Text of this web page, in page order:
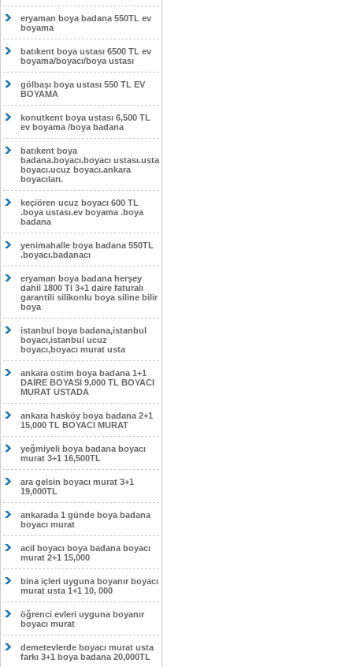
eryaman boya badana 550TL ev
boyama
batıkent boya ustası 6500 TL ev
boyama/boyacı/boya ustası
gölbaşı boya ustası 550 TL EV
BOYAMA
konutkent boya ustası 6,500 TL
ev boyama /boya badana
batıkent boya
badana.boyacı.boyacı ustası.usta
boyacı.ucuz boyacı.ankara
boyacıları.
keçiören ucuz boyacı 600 TL
.boya ustası.ev boyama .boya
badana
yenimahalle boya badana 550TL
.boyacı.badanacı
eryaman boya badana herşey
dahil 1800 Tl 3+1 daire faturalı
garantili silikonlu boya siline bilir
boya
istanbul boya badana,istanbul
boyacı,istanbul ucuz
boyacı,boyacı murat usta
ankara ostim boya badana 1+1
DAİRE BOYASI 9,000 TL BOYACI
MURAT USTADA
ankara hasköy boya badana 2+1
15,000 TL BOYACI MURAT
yeğmiyeli boya badana boyacı
murat 3+1 16,500TL
ara gelsin boyacı murat 3+1
19,000TL
ankarada 1 günde boya badana
boyacı murat
acil boyacı boya badana boyacı
murat 2+1 15,000
bina içleri uyguna boyanır boyacı
murat usta 1+1 10, 000
öğrenci evleri uyguna boyanır
boyacı murat
demetevlerde boyacı murat usta
farkı 3+1 boya badana 20,000TL